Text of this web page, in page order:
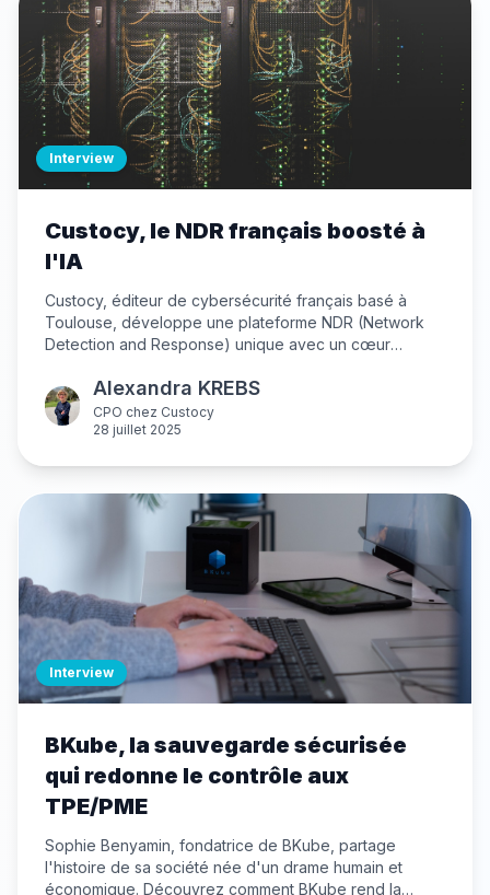
Interview
Custocy, le NDR français boosté à
l'IA
Custocy, éditeur de cybersécurité français basé à
Toulouse, développe une plateforme NDR (Network
Detection and Response) unique avec un cœur
technologie d'intelligences artificielles collaboratives
détecte les attaques sophistiquées et inconnues,
même à travers les signaux les plus faibles.
Alexandra KREBS
CPO chez Custocy
28 juillet 2025
Interview
BKube, la sauvegarde sécurisée
qui redonne le contrôle aux
TPE/PME
Sophie Benyamin, fondatrice de BKube, partage
l'histoire de sa société née d'un drame humain et
économique. Découvrez comment BKube rend la